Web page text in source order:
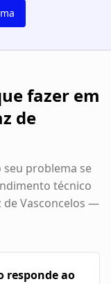
fazer em
de
seu problema se
técnico
Vasconcelos —
responde ao